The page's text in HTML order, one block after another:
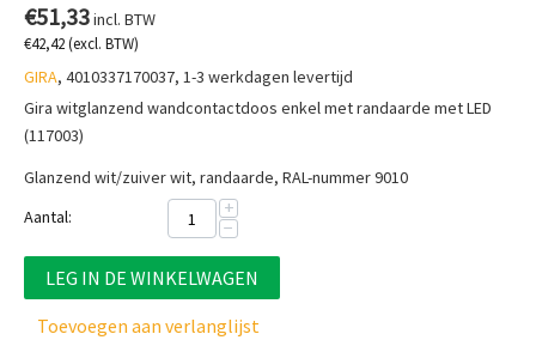
€51,33incl. BTW
€42,42(excl. BTW)
GIRA, 4010337170037, 1-3 werkdagen levertijd
Gira witglanzend wandcontactdoos enkel met randaarde met LED
(117003)
Glanzend wit/zuiver wit, randaarde, RAL-nummer 9010
Aantal:
+
−
LEG IN DE WINKELWAGEN
Toevoegen aan verlanglijst